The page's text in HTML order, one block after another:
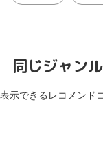
同じジャン
表示できるレコメンド